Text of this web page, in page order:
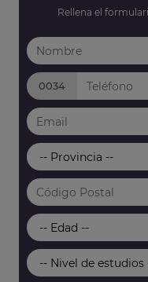
Rellena el
0034